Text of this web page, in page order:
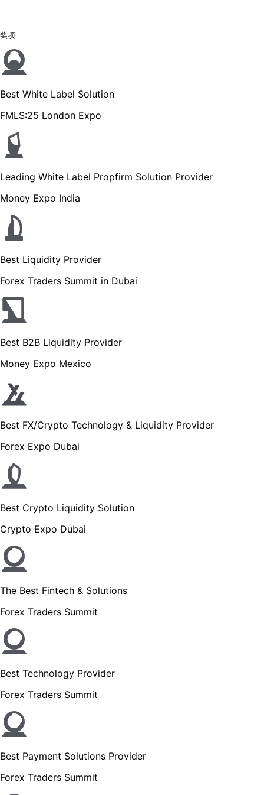
奖项
Best White Label Solution
FMLS:25 London Expo
Leading White Label Propfirm Solution Provider
Money Expo India
Best Liquidity Provider
Forex Traders Summit in Dubai
Best B2B Liquidity Provider
Money Expo Mexico
Best FX/Crypto Technology & Liquidity Provider
Forex Expo Dubai
Best Crypto Liquidity Solution
Crypto Expo Dubai
The Best Fintech & Solutions
Forex Traders Summit
Best Technology Provider
Forex Traders Summit
Best Payment Solutions Provider
Forex Traders Summit